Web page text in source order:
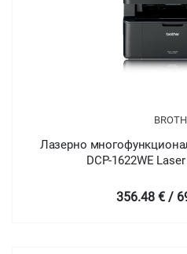
Лазерно
DCP-1622WE
356.48 € /